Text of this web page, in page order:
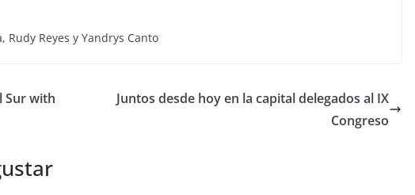
Rudy Reyes y Yandrys Canto
Sur with
Juntos desde hoy en la capital delegados al IX
Congreso